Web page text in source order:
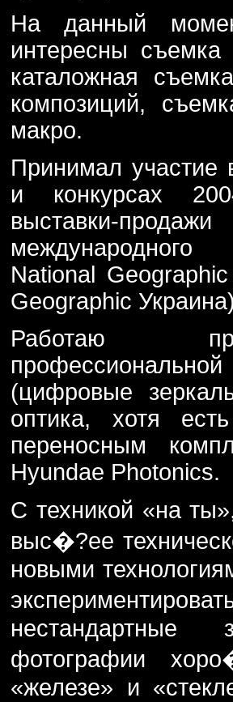
На данный
интересны
каталожная
композиций,
макро.
Принимал участие
и конкурсах
выставки-
National
Geographic
Работаю
(цифровые
оптика, хотя
переносным
Hyundae Photonics.
С техникой «на
выс�?ее
новыми
фотографии
«железе» и